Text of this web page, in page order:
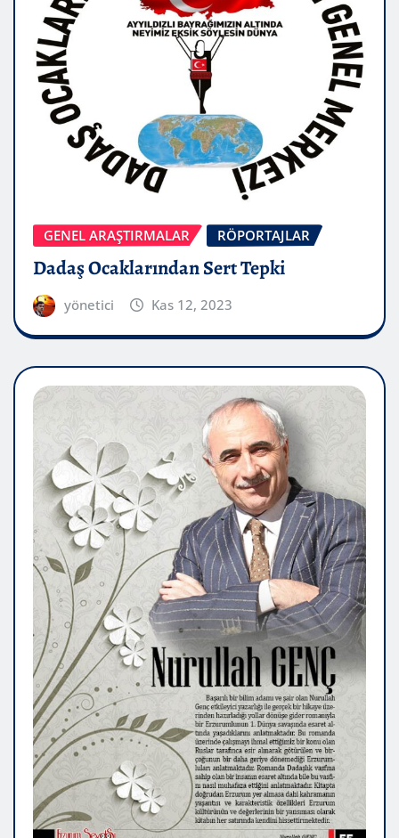
GENEL ARAŞTIRMALAR RÖPORTAJLAR
Dadaş Ocaklarından Sert Tepki
yönetici Kas 12, 2023